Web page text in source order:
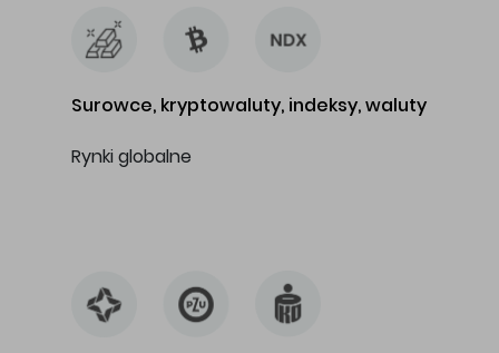
Surowce, kryptowaluty, indeksy, waluty
Rynki globalne